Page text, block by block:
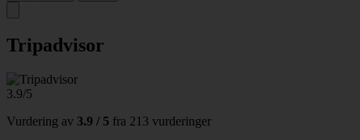
Tripadvisor
3.9/5
Vurdering av 3.9 / 5 fra 213 vurderinger